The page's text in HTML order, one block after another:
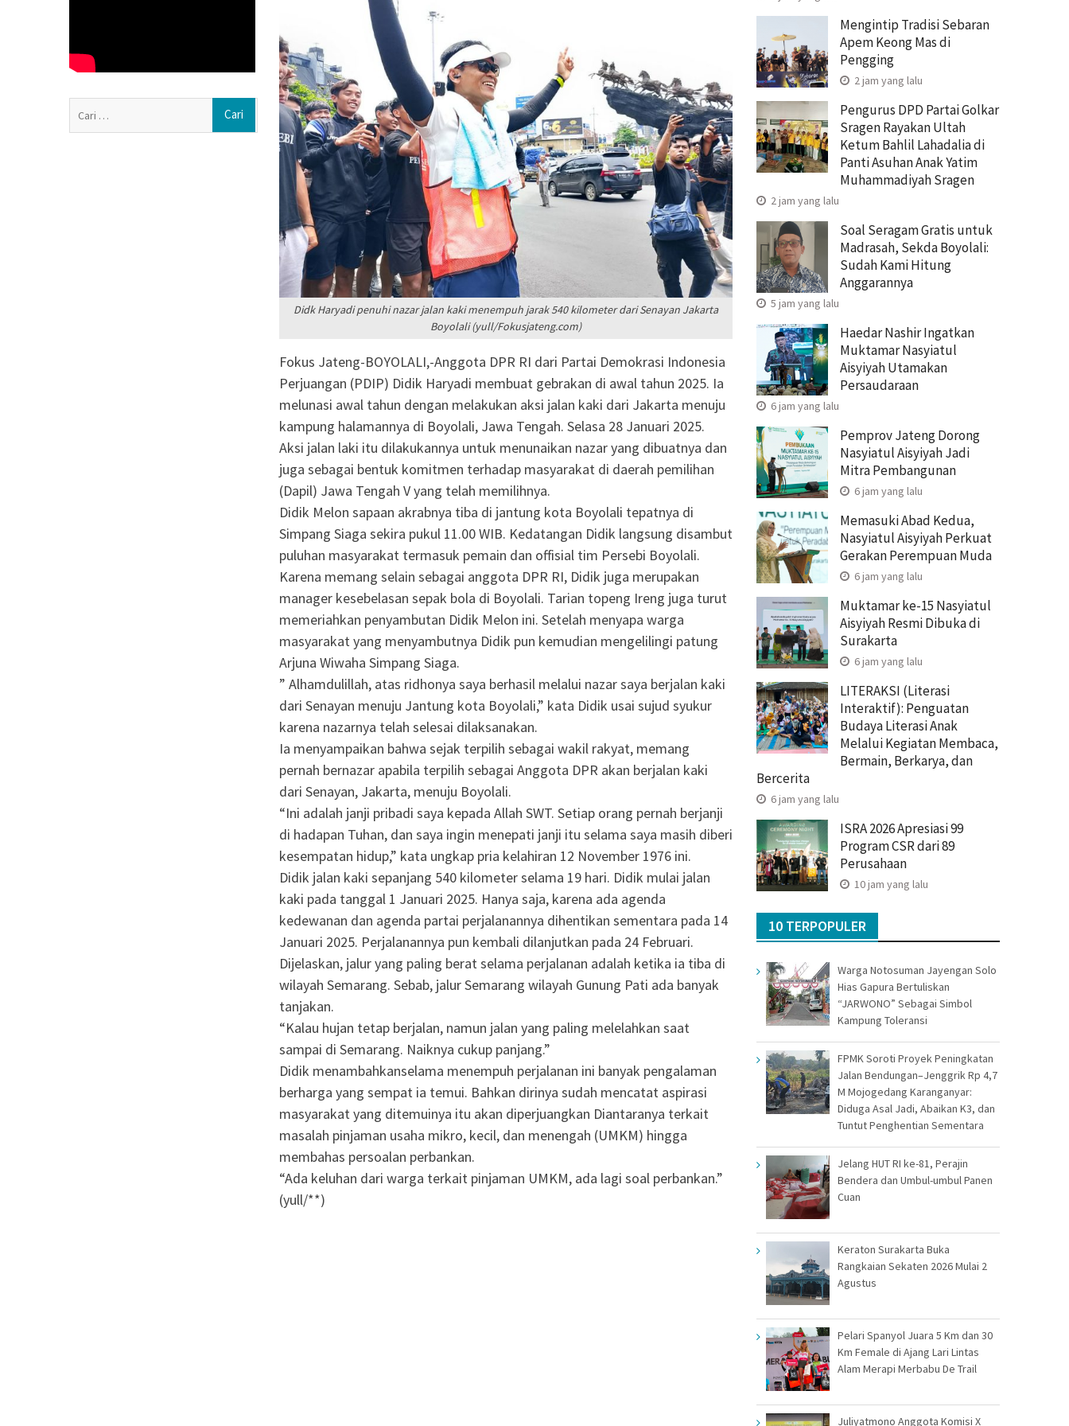
Haedar Nashir Ingatkan Muktamar
Nasyiatul Aisyiyah Utamakan
Persaudaraan
Pemprov Jateng Dorong Nasyiatul
Aisyiyah Jadi Mitra Pembangunan
Memasuki Abad Kedua, Nasyiatul
Aisyiyah Perkuat Gerakan Perempuan
Muda
Didk Haryadi penuhi nazar jalan kaki menempuh jarak 540 kilometer dari Senayan Jakarta
Boyolali (yull/Fokusjateng.com)
Fokus Jateng-BOYOLALI,-Anggota DPR RI dari Partai Demokrasi Indonesia
Perjuangan (PDIP) Didik Haryadi membuat gebrakan di awal tahun 2025. Ia
melunasi awal tahun dengan melakukan aksi jalan kaki dari Jakarta menuju
kampung halamannya di Boyolali, Jawa Tengah. Selasa 28 Januari 2025.
Aksi jalan laki itu dilakukannya untuk menunaikan nazar yang dibuatnya dan
juga sebagai bentuk komitmen terhadap masyarakat di daerah pemilihan
(Dapil) Jawa Tengah V yang telah memilihnya.
Didik Melon sapaan akrabnya tiba di jantung kota Boyolali tepatnya di
Simpang Siaga sekira pukul 11.00 WIB. Kedatangan Didik langsung disambut
puluhan masyarakat termasuk pemain dan offisial tim Persebi Boyolali.
Karena memang selain sebagai anggota DPR RI, Didik juga merupakan
manager kesebelasan sepak bola di Boyolali. Tarian topeng Ireng juga turut
memeriahkan penyambutan Didik Melon ini. Setelah menyapa warga
masyarakat yang menyambutnya Didik pun kemudian mengelilingi patung
Arjuna Wiwaha Simpang Siaga.
” Alhamdulillah, atas ridhonya saya berhasil melalui nazar saya berjalan kaki
dari Senayan menuju Jantung kota Boyolali,” kata Didik usai sujud syukur
karena nazarnya telah selesai dilaksanakan.
Ia menyampaikan bahwa sejak terpilih sebagai wakil rakyat, memang
pernah bernazar apabila terpilih sebagai Anggota DPR akan berjalan kaki
dari Senayan, Jakarta, menuju Boyolali.
“Ini adalah janji pribadi saya kepada Allah SWT. Setiap orang pernah berjanji
di hadapan Tuhan, dan saya ingin menepati janji itu selama saya masih diberi
kesempatan hidup,” kata ungkap pria kelahiran 12 November 1976 ini.
Didik jalan kaki sepanjang 540 kilometer selama 19 hari. Didik mulai jalan
kaki pada tanggal 1 Januari 2025. Hanya saja, karena ada agenda
kedewanan dan agenda partai perjalanannya dihentikan sementara pada 14
Januari 2025. Perjalanannya pun kembali dilanjutkan pada 24 Februari.
Dijelaskan, jalur yang paling berat selama perjalanan adalah ketika ia tiba di
wilayah Semarang. Sebab, jalur Semarang wilayah Gunung Pati ada banyak
tanjakan.
“Kalau hujan tetap berjalan, namun jalan yang paling melelahkan saat
sampai di Semarang. Naiknya cukup panjang.”
Didik menambahkanselama menempuh perjalanan ini banyak pengalaman
berharga yang sempat ia temui. Bahkan dirinya sudah mencatat aspirasi
masyarakat yang ditemuinya itu akan diperjuangkan Diantaranya terkait
masalah pinjaman usaha mikro, kecil, dan menengah (UMKM) hingga
membahas persoalan perbankan.
“Ada keluhan dari warga terkait pinjaman UMKM, ada lagi soal perbankan.”
(yull/**)
Mengintip Tradisi Sebaran
Apem Keong Mas di
Pengging
2 jam yang lalu
Pengurus DPD Partai Golkar
Sragen Rayakan Ultah
Ketum Bahlil Lahadalia di
Panti Asuhan Anak Yatim
Muhammadiyah Sragen
2 jam yang lalu
Soal Seragam Gratis untuk
Madrasah, Sekda Boyolali:
Sudah Kami Hitung
Anggarannya
5 jam yang lalu
Haedar Nashir Ingatkan
Muktamar Nasyiatul
Aisyiyah Utamakan
Persaudaraan
6 jam yang lalu
Pemprov Jateng Dorong
Nasyiatul Aisyiyah Jadi
Mitra Pembangunan
6 jam yang lalu
Memasuki Abad Kedua,
Nasyiatul Aisyiyah Perkuat
Gerakan Perempuan Muda
6 jam yang lalu
Muktamar ke-15 Nasyiatul
Aisyiyah Resmi Dibuka di
Surakarta
6 jam yang lalu
LITERAKSI (Literasi
Interaktif): Penguatan
Budaya Literasi Anak
Melalui Kegiatan Membaca,
Bermain, Berkarya, dan
Bercerita
6 jam yang lalu
ISRA 2026 Apresiasi 99
Program CSR dari 89
Perusahaan
10 jam yang lalu
10 TERPOPULER
Warga Notosuman Jayengan Solo
Hias Gapura Bertuliskan
“JARWONO” Sebagai Simbol
Kampung Toleransi
FPMK Soroti Proyek Peningkatan
Jalan Bendungan–Jenggrik Rp 4,7
M Mojogedang Karanganyar:
Diduga Asal Jadi, Abaikan K3, dan
Tuntut Penghentian Sementara
Jelang HUT RI ke-81, Perajin
Bendera dan Umbul-umbul Panen
Cuan
Keraton Surakarta Buka
Rangkaian Sekaten 2026 Mulai 2
Agustus
Pelari Spanyol Juara 5 Km dan 30
Km Female di Ajang Lari Lintas
Alam Merapi Merbabu De Trail
Juliyatmono Anggota Komisi X
Cari
untuk: